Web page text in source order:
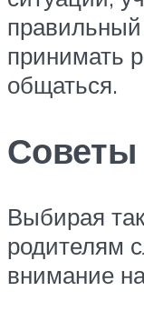
принимать
общаться.
Выбирая
родителям
внимание